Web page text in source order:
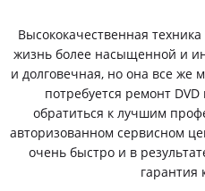
Высококачественная
жизнь более насыщенной и
и долговечная, но она все же
потребуется ремонт
обратиться к лучшим
авторизованном сервисном
очень быстро и в
гарантия